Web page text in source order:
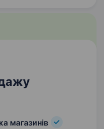
магазинів